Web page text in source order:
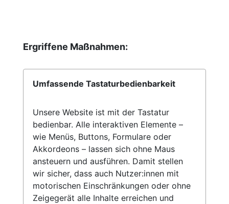
Ergriffene Maßnahmen:
Umfassende Tastaturbedienbarkeit
Unsere Website ist mit der Tastatur
bedienbar. Alle interaktiven Elemente –
wie Menüs, Buttons, Formulare oder
Akkordeons – lassen sich ohne Maus
ansteuern und ausführen. Damit stellen
wir sicher, dass auch Nutzer:innen mit
motorischen Einschränkungen oder ohne
Zeigegerät alle Inhalte erreichen und